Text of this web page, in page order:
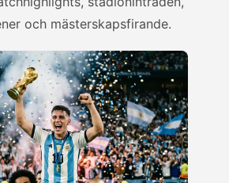
och mästerskapsfirande.